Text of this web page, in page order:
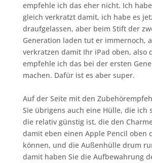
empfehle ich das eher nicht. Ich
gleich verkratzt damit, ich habe es
draufgelassen, aber beim Stift der
Generation laden tut er immernoch,
verkratzen damit Ihr iPad oben, also
empfehle ich das bei der ersten
machen. Dafür ist es aber super.
Auf der Seite mit den
Sie übrigens auch eine Hülle, die ich
die relativ günstig ist, die den
damit eben einen Apple Pencil oben
können, und die Außenhülle drum
damit haben Sie die Aufbewahrung